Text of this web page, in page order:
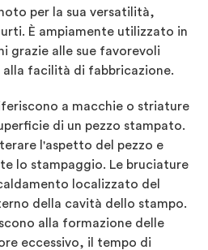
per la sua versatilità,
È ampiamente utilizzato in
grazie alle sue favorevoli
facilità di fabbricazione.
a macchie o striature
di un pezzo stampato.
l'aspetto del pezzo e
lo stampaggio. Le bruciature
localizzato del
della cavità dello stampo.
alla formazione delle
eccessivo, il tempo di